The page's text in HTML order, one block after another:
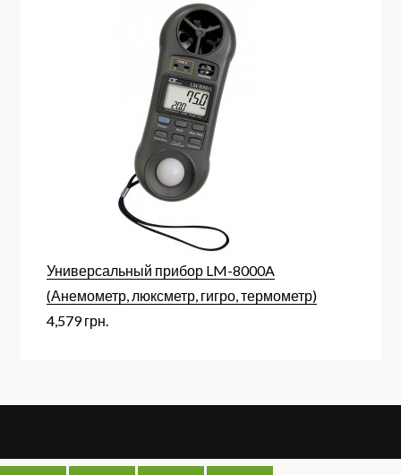
Универсальный прибор LM-8000A
(Анемометр, люксметр, гигро, термометр)
4,579грн.